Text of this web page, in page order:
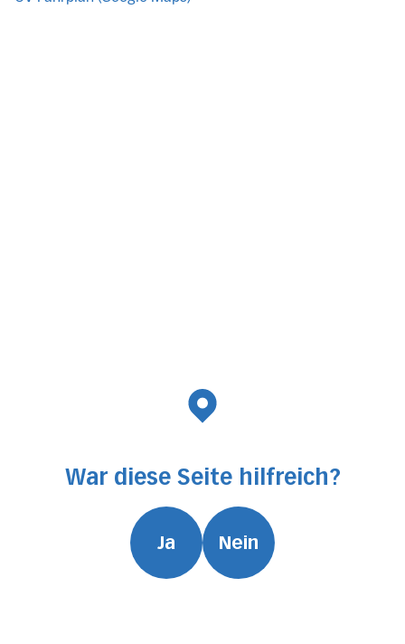
War diese Seite hilfreich?
Ja Nein